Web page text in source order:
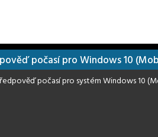
počasí pro Windows 10
počasí pro systém Windows 10